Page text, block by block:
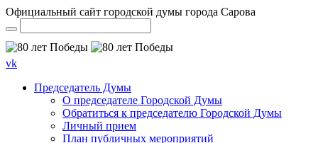
Официальный сайт городской думы города Сарова
vk
Председатель Думы
О председателе Городской Думы
Обратиться к председателю Городской Думы
Личный прием
План публичных мероприятий